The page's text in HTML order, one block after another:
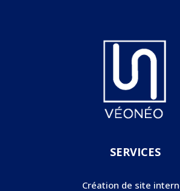
SERVICES
Création de site